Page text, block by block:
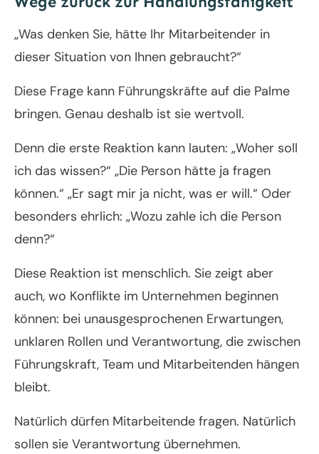
„Was denken Sie, hätte Ihr Mitarbeitender in
dieser Situation von Ihnen gebraucht?“
Diese Frage kann Führungskräfte auf die Palme
bringen. Genau deshalb ist sie wertvoll.
Denn die erste Reaktion kann lauten: „Woher soll
ich das wissen?“ „Die Person hätte ja fragen
können.“ „Er sagt mir ja nicht, was er will.“ Oder
besonders ehrlich: „Wozu zahle ich die Person
denn?“
Diese Reaktion ist menschlich. Sie zeigt aber
auch, wo Konflikte im Unternehmen beginnen
können: bei unausgesprochenen Erwartungen,
unklaren Rollen und Verantwortung, die zwischen
Führungskraft, Team und Mitarbeitenden hängen
bleibt.
Natürlich dürfen Mitarbeitende fragen. Natürlich
sollen sie Verantwortung übernehmen.